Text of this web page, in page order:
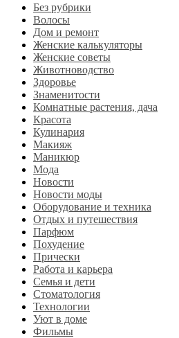
Без рубрики
Волосы
Дом и ремонт
Женские калькуляторы
Женские советы
Животноводство
Здоровье
Знаменитости
Комнатные растения, дача
Красота
Кулинария
Макияж
Маникюр
Мода
Новости
Новости моды
Оборудование и техника
Отдых и путешествия
Парфюм
Похудение
Прически
Работа и карьера
Семья и дети
Стоматология
Технологии
Уют в доме
Фильмы